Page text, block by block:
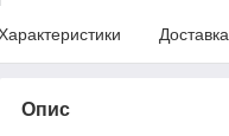
Доставка
Опис